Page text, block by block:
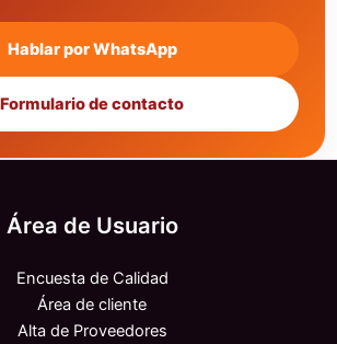
Hablar por WhatsApp
Formulario de contacto
Área de Usuario
Encuesta de Calidad
Área de cliente
Alta de Proveedores